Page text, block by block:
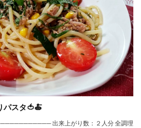
パスタ🍅🍝
出来上がり数：２人分 全調理